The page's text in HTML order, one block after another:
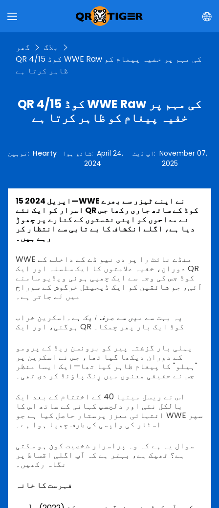
گھر
بلاگ
QR کوڈ 4/15 WWE Raw کی مہم پر خفیہ پیغام کو
ظاہر کرتا ہے
QR کوڈ 4/15 WWE Raw کی مہم پر
خفیہ پیغام کو ظاہر کرتا ہے
توہین: Hearty شائع ہوا: April 24,
2024
اپ ڈیٹ: November 07,
2025
15 اپریل 2024—WWE نے اپنے ٹیزر سے بھرے
اسرار کو ایک نئے QR کوڈ کے ساتھ جاری رکھا جس
نے مداحوں کو اپنی نشستوں کے کنارے پر چھوڑ
دیا ہے، اگلے انکشاف کا بے تابی سے انتظار کر
WWE منڈے نائٹ را پر دی نیو ڈے کے داخلے کے
دوران، خفیہ علامتوں کا ایک سلسلہ اور ایک QR
کوڈ جس کی وجہ سے ایک چھپی ہوئی ویڈیو سامنے
آئی، جو شائقین کو ایک ڈیجیٹل خرگوش کے سوراخ
یہ بہت سے میں سے صرف ایک ہے۔ اسکرین خراب
ہوگئی، اور ایک QR کوڈ ایک بار پھر چمکا۔
پہلی بار گزشتہ پیر کو برونسن ریڈ کے پرومو
کے دوران دیکھا گیا تھا، جس نے اسکرین پر
"ہیلو" کا پیغام ظاہر کیا تھا—ایک ایسا منظر
اس نے ریسل مینیا 40 کے اختتام کے بعد ایک
بالکل نئی اور دلچسپ کہانی کے ساتھ اس کا
انتہائی معزز پرستار حاصل کیا ہے جو WWE سپر
سوال یہ ہے کہ وہ پراسرار شخصیت کون ہو سکتی
ہے؟ ٹھیک ہے، بہتر ہے کہ آپ اگلی اقساط پر
نگاہ رکھیں۔
فہرست کا خانہ